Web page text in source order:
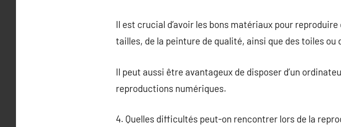
Il est crucial d’avoir les bons matériaux pour
tailles, de la peinture de qualité, ainsi que des toiles ou
Il peut aussi être avantageux de disposer d’un
reproductions numériques.
4. Quelles difficultés peut-on rencontrer lors de la